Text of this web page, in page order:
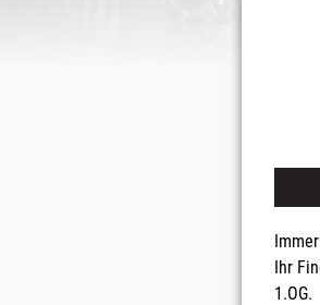
Ihr
1.OG.